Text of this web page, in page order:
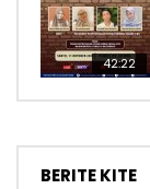
42:22
BERITE KITE